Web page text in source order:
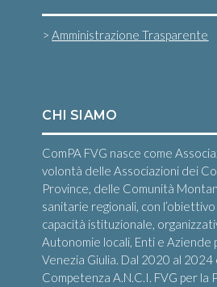
>Amministrazione Trasparente
CHI SIAMO
ComPA FVG nasce come
volontà delle Associazioni dei
Province, delle Comunità
sanitarie regionali, con
capacità istituzionale,
Autonomie locali, Enti e Aziende
Venezia Giulia. Dal 2020 al
Competenza A.N.C.I. FVG per la